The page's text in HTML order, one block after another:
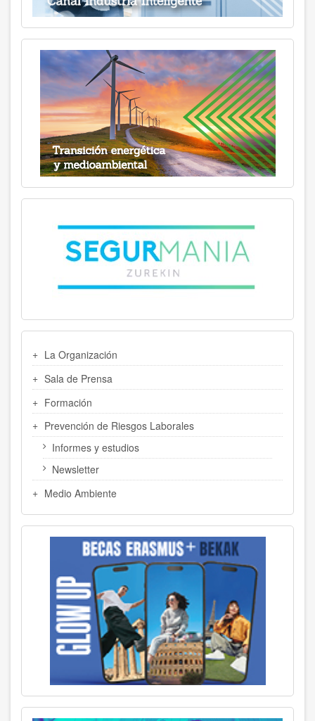
LATERAL
La Organización
Sala de Prensa
Formación
Prevención de Riesgos Laborales
Informes y estudios
Newsletter
Medio Ambiente